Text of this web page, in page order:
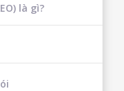
là gì?